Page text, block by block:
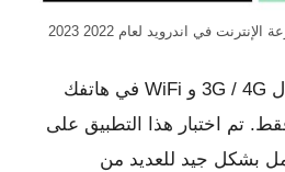
يحلل هذا التطبيق اتصال 3G / 4G و WiFi في هاتفك
تم اختبار هذا التطبيق على
بشكل جيد للعديد من